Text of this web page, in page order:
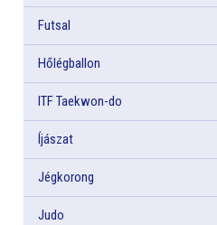
Futsal
Hőlégballon
ITF Taekwon-do
Íjászat
Jégkorong
Judo